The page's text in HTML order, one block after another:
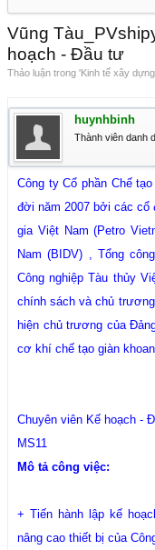
Vũng
hoạch - Đầu tư
Thảo luận trong 'Kinh tế xây
huynhbinh
Thành viên danh
Công ty Cổ phần Chế
đời năm 2007 bởi các cổ
gia Việt Nam (Petro
Nam (BIDV) , Tổng
Công nghiệp Tàu thủy
chính sách và chủ
hiện chủ trương của
cơ khí chế tạo giàn
Chuyên viên Kế hoạch -
MS11
Mô tả công việc:
+ Tiến hành lập kế
nâng cao thiết bị của